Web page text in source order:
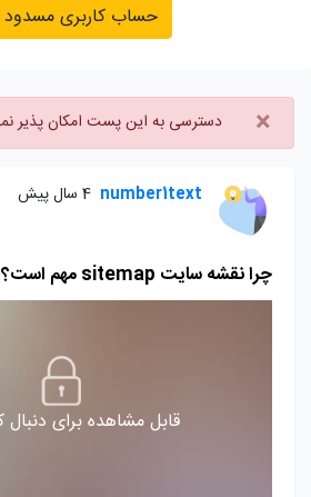
حساب کاربری
× دسترسی به این پست امکان پذیر
number1text 4 سال پیش
چرا نقشه سایت sitemap مهم است؟
قابل مشاهده برای دنبال